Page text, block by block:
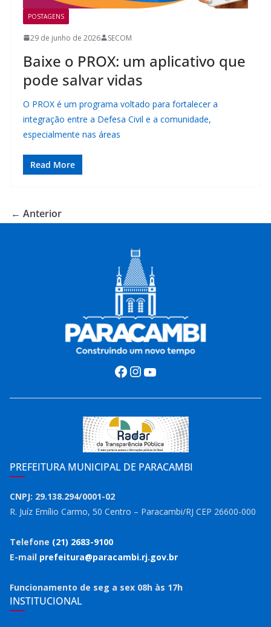
POSTAGENS
29 de junho de 2026 SECOM
Baixe o PROX: um aplicativo que
pode salvar vidas
O PROX é um programa voltado para fortalecer a
integração entre a Defesa Civil e a comunidade,
especialmente nas áreas
Read More
← Anterior
Facebook
Instagram
Youtube
PREFEITURA MUNICIPAL DE PARACAMBI
CNPJ: 29.138.294/0001-02
R. Juíz Emílio Carmo, 50 Centro – Paracambi/RJ CEP 26600-000
Telefone (21) 2683-9100
E-mail prefeitura@paracambi.rj.gov.br
Funcionamento de seg a sex 08h às 17h
INSTITUCIONAL